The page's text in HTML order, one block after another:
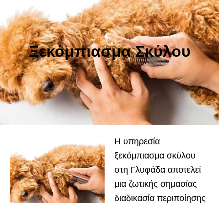
Ξεκόμπιασμα Σκύλου
Η υπηρεσία
ξεκόμπιασμα σκύλου
στη Γλυφάδα αποτελεί
μια ζωτικής σημασίας
διαδικασία περιποίησης